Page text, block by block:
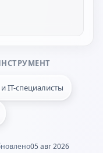
IT-специалисты
05 авг 2026